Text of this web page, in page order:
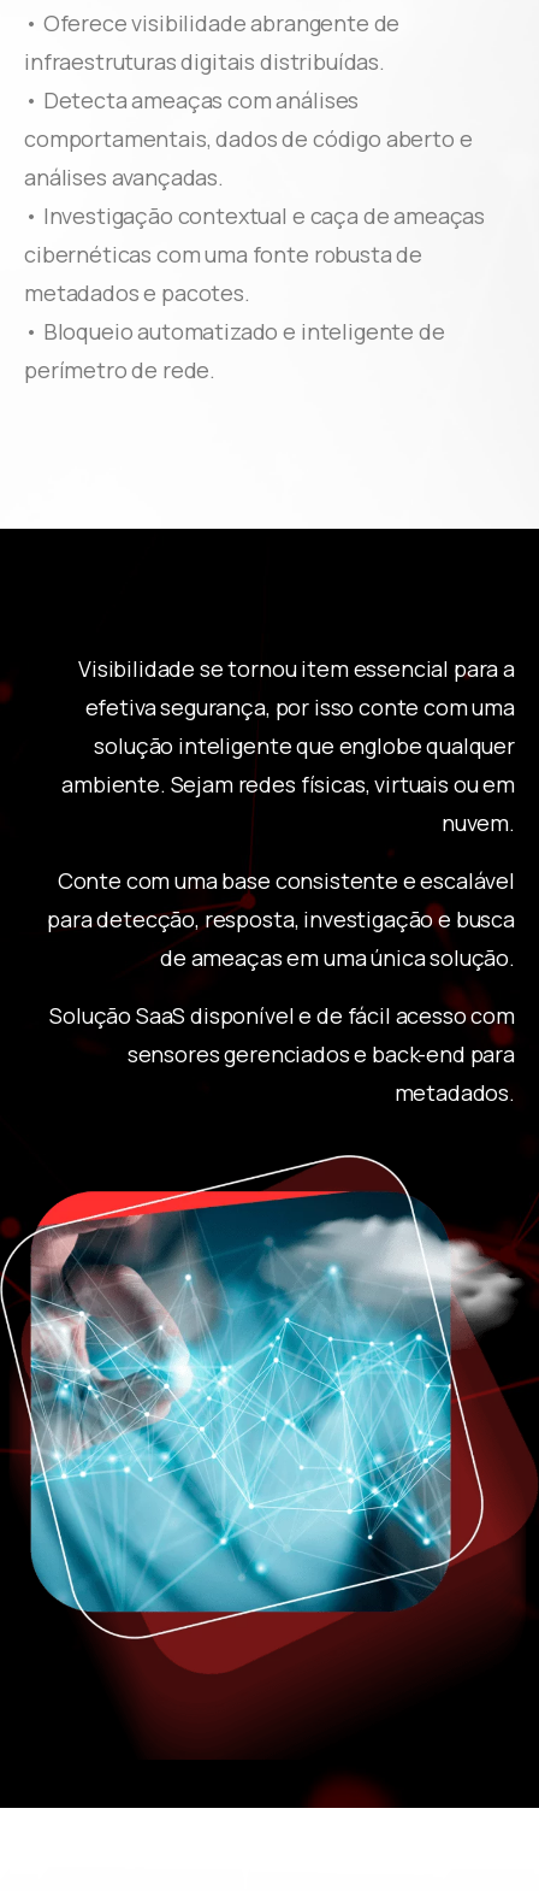
• Oferece visibilidade abrangente de
infraestruturas digitais distribuídas.
• Detecta ameaças com análises
comportamentais, dados de código aberto e
análises avançadas.
• Investigação contextual e caça de ameaças
cibernéticas com uma fonte robusta de
metadados e pacotes.
• Bloqueio automatizado e inteligente de
perímetro de rede.
Visibilidade se tornou item essencial para a
efetiva segurança, por isso conte com uma
solução inteligente que englobe qualquer
ambiente. Sejam redes físicas, virtuais ou em
nuvem.
Conte com uma base consistente e escalável
para detecção, resposta, investigação e busca
de ameaças em uma única solução.
Solução SaaS disponível e de fácil acesso com
sensores gerenciados e back-end para
metadados.